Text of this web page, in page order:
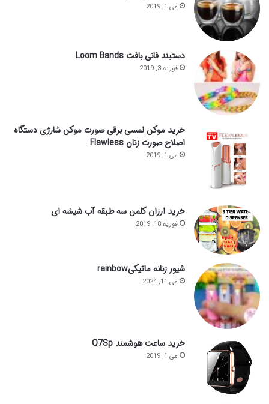
می 1, 2019
دستبند فانی بافت Loom Bands
فوریه 3, 2019
خرید موکن لمسی برقی صورت موکن شارژی دستگاه
اصلاح صورت زنان Flawless
می 1, 2019
خرید ارزان کلمن سه طبقه آب شیشه ای
فوریه 18, 2019
شیور زنانه ماتیکیrainbow
می 11, 2024
خرید ساعت هوشمند Q7Sp
می 1, 2019